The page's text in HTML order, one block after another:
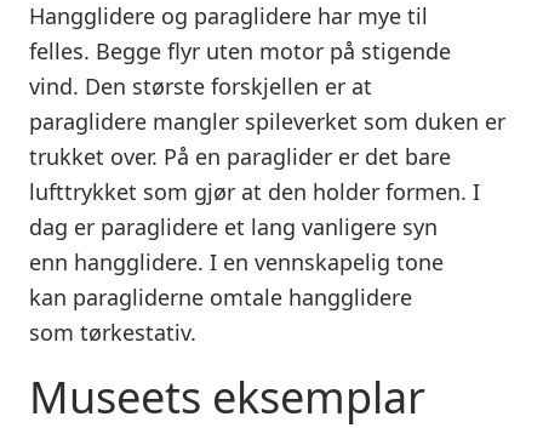
Hangglidere og paraglidere har mye til
felles. Begge flyr uten motor på stigende
vind. Den største forskjellen er at
paraglidere mangler spileverket som duken er
trukket over. På en paraglider er det bare
lufttrykket som gjør at den holder formen. I
dag er paraglidere et lang vanligere syn
enn hangglidere. I en vennskapelig tone
kan paragliderne omtale hangglidere
som tørkestativ.
Museets eksemplar